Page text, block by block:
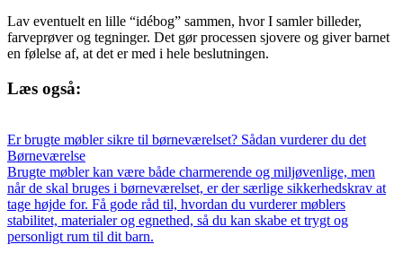
Lav eventuelt en lille “idébog” sammen, hvor I samler billeder,
farveprøver og tegninger. Det gør processen sjovere og giver barnet
en følelse af, at det er med i hele beslutningen.
Læs også:
Er brugte møbler sikre til børneværelset? Sådan vurderer du det
Børneværelse
Brugte møbler kan være både charmerende og miljøvenlige, men
når de skal bruges i børneværelset, er der særlige sikkerhedskrav at
tage højde for. Få gode råd til, hvordan du vurderer møblers
stabilitet, materialer og egnethed, så du kan skabe et trygt og
personligt rum til dit barn.